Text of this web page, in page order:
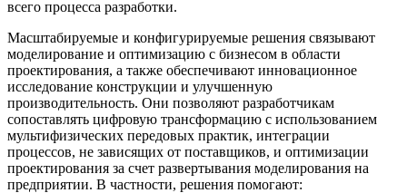
всего процесса разработки.
Масштабируемые и конфигурируемые решения связывают
моделирование и оптимизацию с бизнесом в области
проектирования, а также обеспечивают инновационное
исследование конструкции и улучшенную
производительность. Они позволяют разработчикам
сопоставлять цифровую трансформацию с использованием
мультифизических передовых практик, интеграции
процессов, не зависящих от поставщиков, и оптимизации
проектирования за счет развертывания моделирования на
предприятии. В частности, решения помогают: